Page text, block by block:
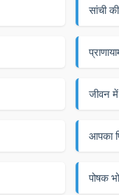
सांची
जीवन
आपका
पोषक